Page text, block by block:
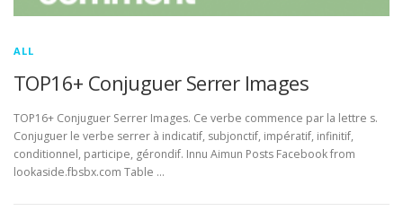
ALL
TOP16+ Conjuguer Serrer Images
TOP16+ Conjuguer Serrer Images. Ce verbe commence par la lettre s.
Conjuguer le verbe serrer à indicatif, subjonctif, impératif, infinitif,
conditionnel, participe, gérondif. Innu Aimun Posts Facebook from
lookaside.fbsbx.com Table …